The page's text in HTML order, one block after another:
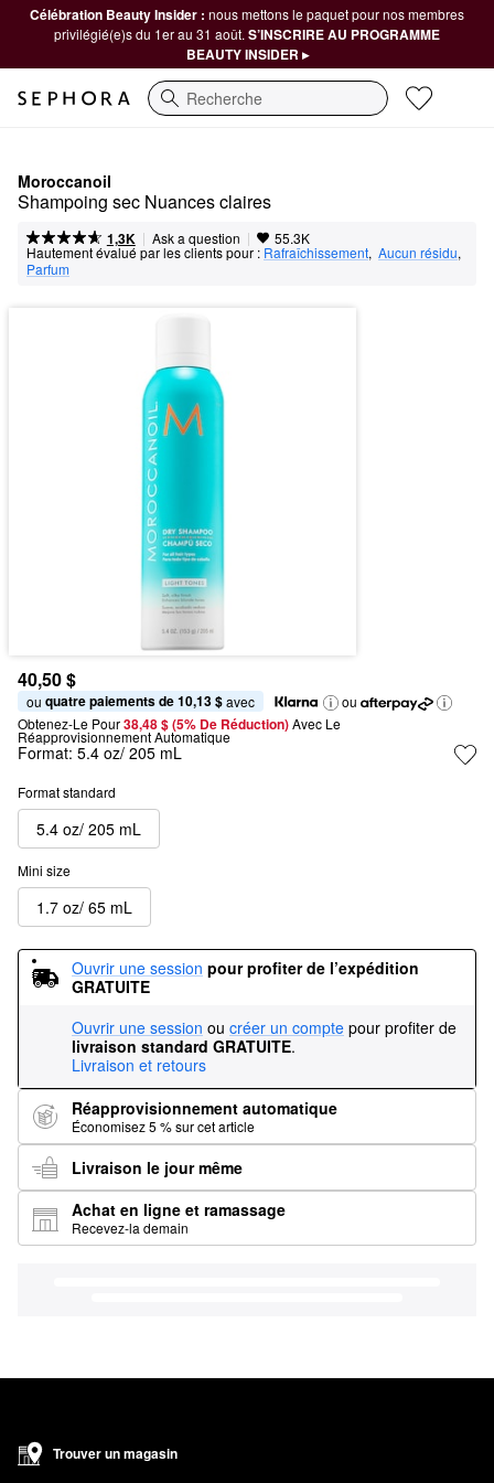
Célébration Beauty Insider : nous mettons le paquet pour nos membres
privilégié(e)s du 1er au 31 août. S’INSCRIRE AU PROGRAMME
BEAUTY INSIDER ▸
Recherche
Moroccanoil
Shampoing sec Nuances claires
1,3K | Ask a question | 55.3K
Hautement évalué par les clients pour : Rafraîchissement, Aucun résidu,
Parfum
40,50 $
ou quatre paiements de 10,13 $ avec
ou
Obtenez-Le Pour38,48 $ (5% De Réduction) Avec Le
Réapprovisionnement Automatique
Format: 5.4 oz/ 205 mL
Format standard
5.4 oz/ 205 mL
Mini size
1.7 oz/ 65 mL
Ouvrir une session pour profiter de l’expédition
GRATUITE
Ouvrir une session ou créer un compte pour profiter de
livraison standard GRATUITE.
Livraison et retours
Réapprovisionnement automatique
Économisez 5 % sur cet article
Livraison le jour même
Achat en ligne et ramassage
Recevez-la demain
Trouver un magasin